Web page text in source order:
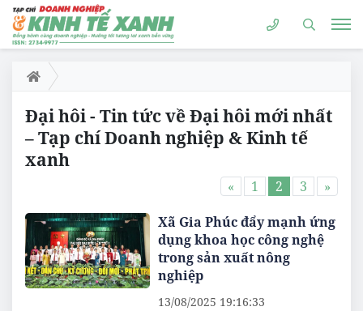
Đại hôi - Tin tức về Đại hôi mới nhất
– Tạp chí Doanh nghiệp & Kinh tế
xanh
« 1 2 3 »
Xã Gia Phúc đẩy mạnh ứng
dụng khoa học công nghệ
trong sản xuất nông
nghiệp
13/08/2025 19:16:33